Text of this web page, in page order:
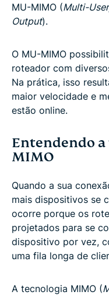
MU-MIMO (Multi-
Output).
O MU-MIMO
roteador com
Na prática, isso
maior velocidade e
estão online.
Entendendo
MIMO
Quando a sua
mais dispositivos se
ocorre porque os
projetados para se
dispositivo por vez,
uma fila longa de
A tecnologia MIMO (